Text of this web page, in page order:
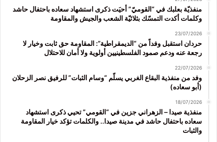
منفذيّة بعلبك في “القوميّ” أحيَت ذكرى استشهاد سعاده باحتفال حاشد
وكلمات أكدت التمسّك بثلاثيّة الشعب والجيش والمقاومة
23/07/2026
حردان استقبل وفداً من “الديمقراطية”: المقاومة حق ثابت وخيار لا
رجعة عنه ودعم صمود الفلسطينيين أولوية ولا أمان للاحتلال
22/07/2026
وفد من منفذية البقاع الغربي يسلّم “وسام الثبات” للرفيق نصر الزحلان
(أبو سعاده)
18/07/2026
منفذية صيدا – الزهراني جزين في “القومي” تحيي ذكرى استشهاد
سعاده باحتفال حاشد في مدينة صيدا.. والكلمات تؤكد خيار المقاومة
والثبات